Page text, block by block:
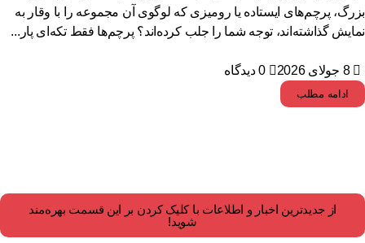
پرچم‌های ایستاده یا رومیزی که لوگوی آن مجموعه را با وقار به
گذاشته‌اند، توجه شما را جلب کرده‌اند؟ پرچم‌ها فقط تکه‌ای پار...
8 جولای 2026 0 دیدگاه
ادامه مطلب
از جدیدترین اخبار و اطلاعات با کلیک کردن بر این قسمت بهره‌مند
شوید!